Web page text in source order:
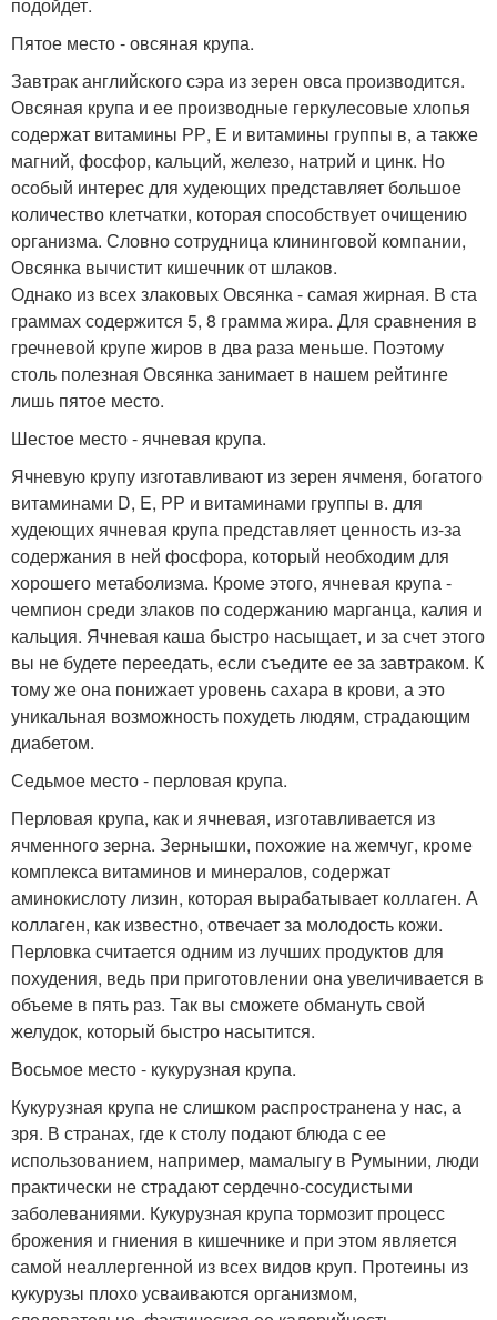
Пятое место - овсяная крупа.
Завтрак английского сэра из зерен овса производится.
Овсяная крупа и ее производные геркулесовые хлопья
содержат витамины РР, Е и витамины группы в, а также
магний, фосфор, кальций, железо, натрий и цинк. Но
особый интерес для худеющих представляет большое
количество клетчатки, которая способствует очищению
организма. Словно сотрудница клининговой компании,
Овсянка вычистит кишечник от шлаков.
Однако из всех злаковых Овсянка - самая жирная. В ста
граммах содержится 5, 8 грамма жира. Для сравнения в
гречневой крупе жиров в два раза меньше. Поэтому
столь полезная Овсянка занимает в нашем рейтинге
лишь пятое место.
Шестое место - ячневая крупа.
Ячневую крупу изготавливают из зерен ячменя, богатого
витаминами D, E, PP и витаминами группы в. для
худеющих ячневая крупа представляет ценность из-за
содержания в ней фосфора, который необходим для
хорошего метаболизма. Кроме этого, ячневая крупа -
чемпион среди злаков по содержанию марганца, калия и
кальция. Ячневая каша быстро насыщает, и за счет этого
вы не будете переедать, если съедите ее за завтраком. К
тому же она понижает уровень сахара в крови, а это
уникальная возможность похудеть людям, страдающим
диабетом.
Седьмое место - перловая крупа.
Перловая крупа, как и ячневая, изготавливается из
ячменного зерна. Зернышки, похожие на жемчуг, кроме
комплекса витаминов и минералов, содержат
аминокислоту лизин, которая вырабатывает коллаген. А
коллаген, как известно, отвечает за молодость кожи.
Перловка считается одним из лучших продуктов для
похудения, ведь при приготовлении она увеличивается в
объеме в пять раз. Так вы сможете обмануть свой
желудок, который быстро насытится.
Восьмое место - кукурузная крупа.
Кукурузная крупа не слишком распространена у нас, а
зря. В странах, где к столу подают блюда с ее
использованием, например, мамалыгу в Румынии, люди
практически не страдают сердечно-сосудистыми
заболеваниями. Кукурузная крупа тормозит процесс
брожения и гниения в кишечнике и при этом является
самой неаллергенной из всех видов круп. Протеины из
кукурузы плохо усваиваются организмом,